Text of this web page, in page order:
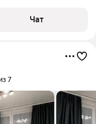
онлайн это так
Чат
7